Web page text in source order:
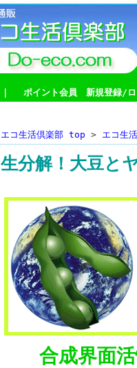
ポイント会員 新規登録/ロ
エコ生活倶楽部 top > エコ生
生分解！大豆と
合成界面